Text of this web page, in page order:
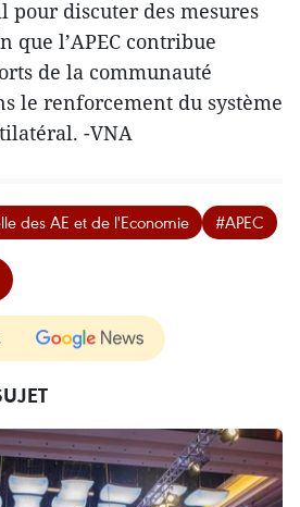
pour discuter des mesures
que l’APEC contribue
de la communauté
le ​renforcement du système
-VNA
des AE et de l'Economie #APEC